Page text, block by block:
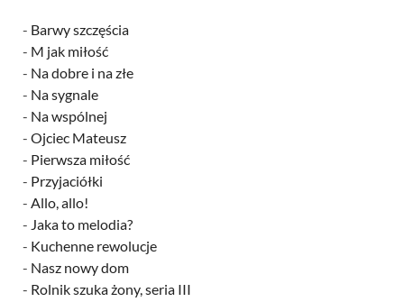
- Barwy szczęścia
- M jak miłość
- Na dobre i na złe
- Na sygnale
- Na wspólnej
- Ojciec Mateusz
- Pierwsza miłość
- Przyjaciółki
- Allo, allo!
- Jaka to melodia?
- Kuchenne rewolucje
- Nasz nowy dom
- Rolnik szuka żony, seria III